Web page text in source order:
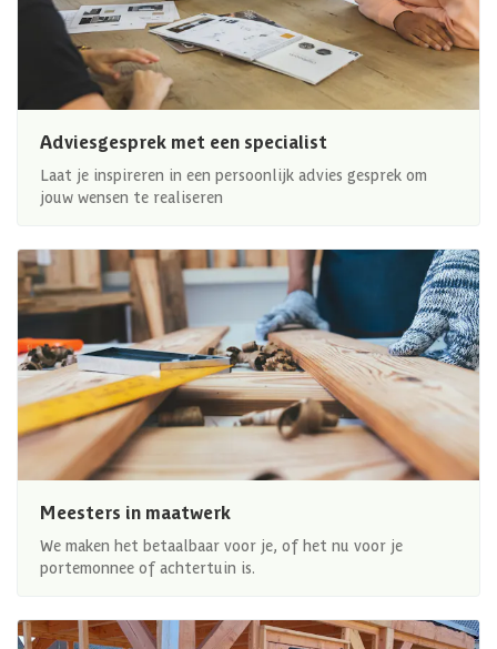
Adviesgesprek met een specialist
Laat je inspireren in een persoonlijk advies gesprek om
jouw wensen te realiseren
Meesters in maatwerk
We maken het betaalbaar voor je, of het nu voor je
portemonnee of achtertuin is.